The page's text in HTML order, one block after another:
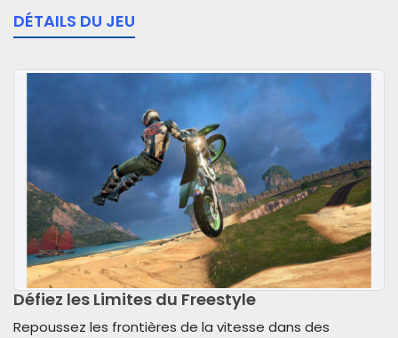
DÉTAILS DU JEU
Défiez les Limites du Freestyle
Repoussez les frontières de la vitesse dans des